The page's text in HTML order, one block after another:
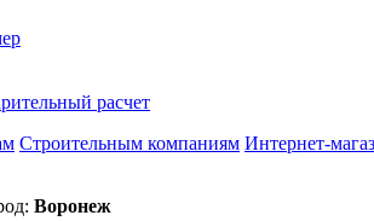
расчет
Строительным компаниям Интернет-
Воронеж